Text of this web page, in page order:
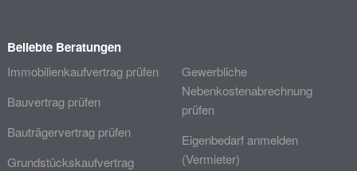
Beliebte Beratungen
Immobilienkaufvertrag prüfen
Bauvertrag prüfen
Bauträgervertrag prüfen
Grundstückskaufvertrag
Gewerbliche
Nebenkostenabrechnung
prüfen
Eigenbedarf anmelden
(Vermieter)